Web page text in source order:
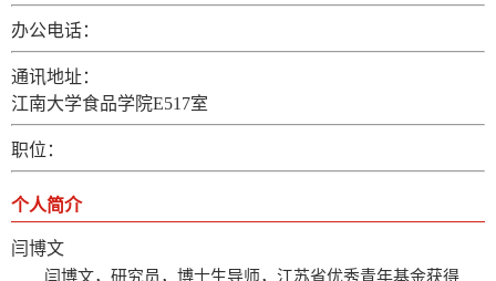
办公电话：
通讯地址：
江南大学食品学院E517室
职位：
个人简介
闫博文
闫博文，研究员，博士生导师，江苏省优秀青年基金获得